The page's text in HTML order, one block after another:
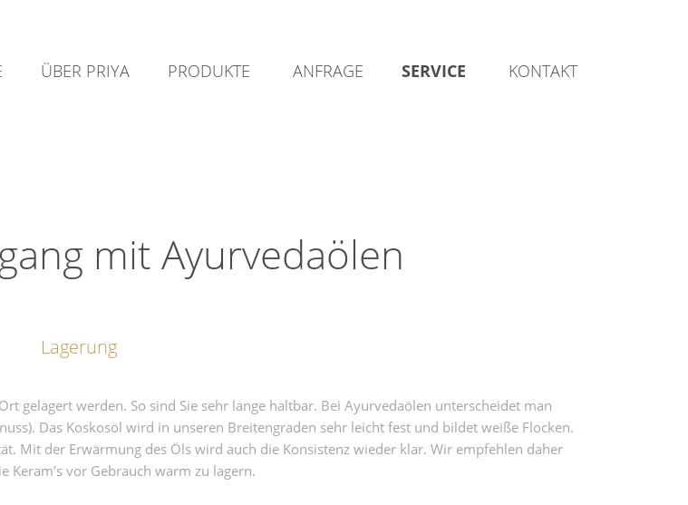
ÜBER PRIYA PRODUKTE ANFRAGE SERVICE KONTAKT
mit Ayurvedaölen
Lagerung
gelagert werden. So sind Sie sehr lange haltbar. Bei Ayurvedaölen unterscheidet man
Das Koskosöl wird in unseren Breitengraden sehr leicht fest und bildet weiße Flocken.
Mit der Erwärmung des Öls wird auch die Konsistenz wieder klar. Wir empfehlen daher
Keram’s vor Gebrauch warm zu lagern.